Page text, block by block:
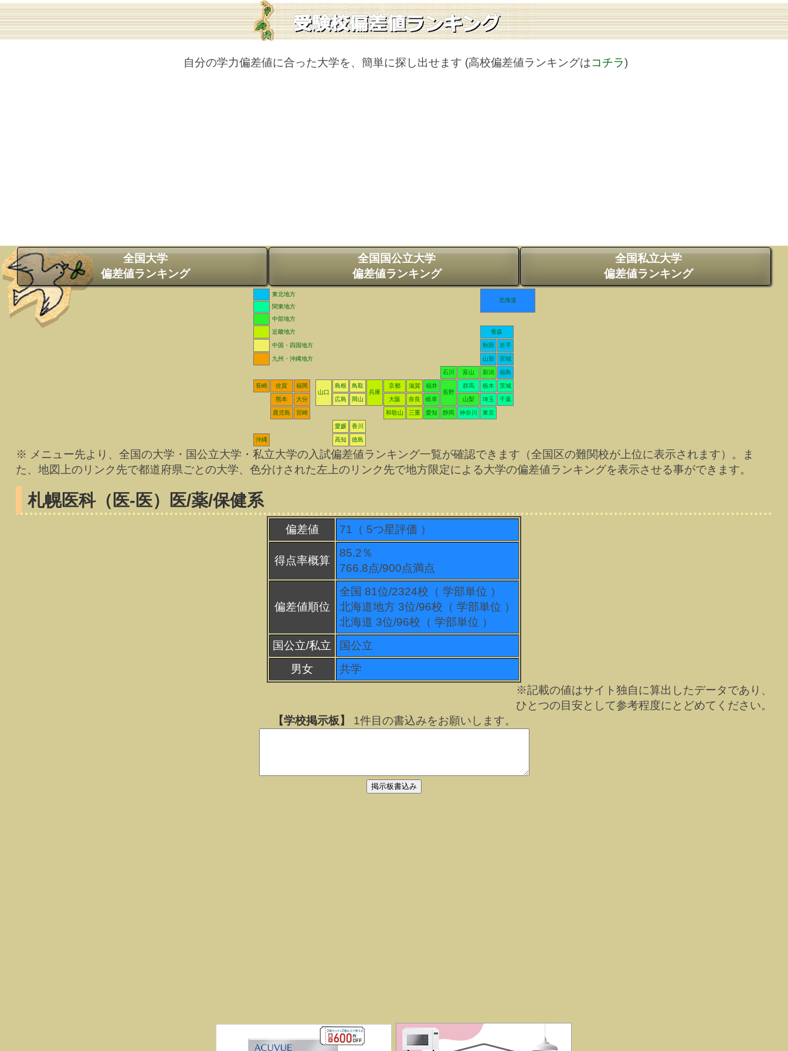
自分の学力偏差値に合った大学を、簡単に探し出せます (高校偏差値ランキングはコチラ)
全国大学
偏差値ランキング
全国国公立大学
偏差値ランキング
全国私立大学
偏差値ランキング
東北地方
北海道
関東地方
中部地方
近畿地方
青森
中国・四国地方 秋田 岩手
九州・沖縄地方 山形 宮城
石川 富山 新潟 福島
長崎 佐賀
福岡
山口
島根
鳥取
兵庫
京都 滋賀
福井
長野
群馬 栃木 茨城
熊本 大分 広島 岡山 大阪 奈良 岐阜 山梨 埼玉 千葉
鹿児島 宮崎 和歌山 三重 愛知 静岡 神奈川 東京
愛媛 香川
沖縄 高知 徳島
※ メニュー先より、全国の大学・国公立大学・私立大学の入試偏差値ランキング一覧が確認できます（全国区の難関校が上位に表示されます）。ま
た、地図上のリンク先で都道府県ごとの大学、色分けされた左上のリンク先で地方限定による大学の偏差値ランキングを表示させる事ができます。
札幌医科（医-医） 医/薬/保健系
偏差値 71（ 5つ星評価 ）
得点率概算
85.2％
766.8点/900点満点
偏差値順位
全国 81位/2324校（ 学部単位 ）
北海道地方 3位/96校（ 学部単位 ）
北海道 3位/96校（ 学部単位 ）
国公立/私立
国公立
男女
共学
※記載の値はサイト独自に算出したデータであり、
ひとつの目安として参考程度にとどめてください。
【学校掲示板】
1件目の書込みをお願いします。